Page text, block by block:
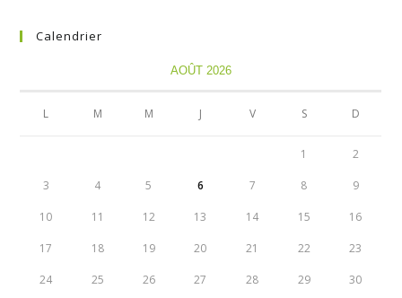
Calendrier
AOÛT 2026
L M M J V S D
1 2
3 4 5 6 7 8 9
10 11 12 13 14 15 16
17 18 19 20 21 22 23
24 25 26 27 28 29 30